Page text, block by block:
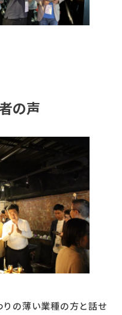
の声
の薄い業種の方と話せ